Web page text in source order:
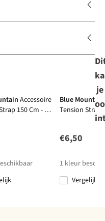
Accessoire
150 Cm - 18
Blue Mountain
Tension Strap
€6,50
1 kleur
Vergelijk
je